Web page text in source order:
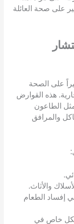
على صحة العائلة
على الصحة
هذه القوارض
الطاعون
والمرافق
والأثاث.
إفساد الطعام
خاص في